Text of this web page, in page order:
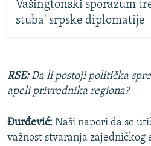
Vašingtonski sporazum
stuba' srpske diplomatije
RSE:Da li postoji politička
apeli privrednika regiona?
Đurđević: Naši napori da se
važnost stvaranja zajedničkog